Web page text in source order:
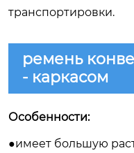
транспортировки.
ремень
- каркасом
Особенности:
●имеет большую